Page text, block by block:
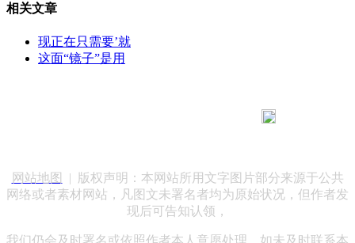
相关文章
现正在只需要’就
这面“镜子”是用
网站地图
| 版权声明：本网站所用文字图片部分来源于公共
网络或者素材网站，凡图文未署名者均为原始状况，但作者发
现后可告知认领，